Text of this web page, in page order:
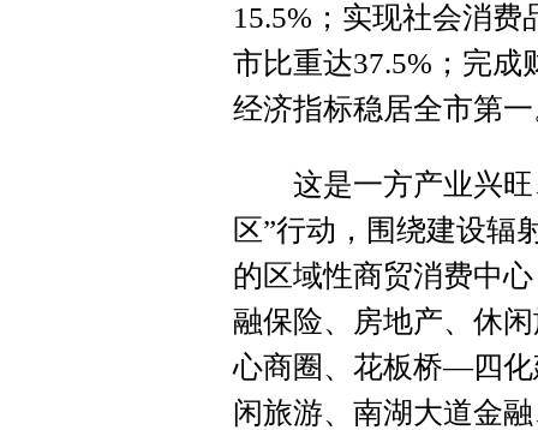
15.5%；实现社会消费
市比重达37.5%；完成
经济指标稳居全市第
这是一方产业兴旺
区”行动，围绕建设辐
的区域性商贸消费中
融保险、房地产、休
心商圈、花板桥—四
闲旅游、南湖大道金